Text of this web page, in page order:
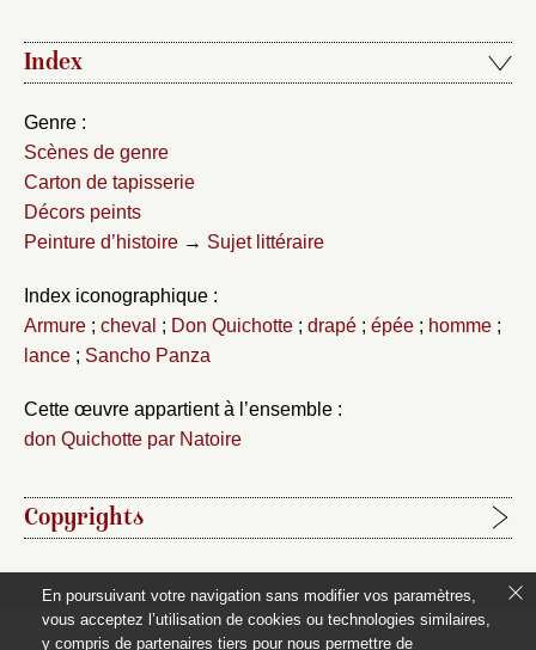
Index
Genre :
Scènes de genre
Carton de tapisserie
Décors peints
Peinture d’histoire → Sujet littéraire
Index iconographique :
Armure ; cheval ; Don Quichotte ; drapé ; épée ; homme ;
lance ; Sancho Panza
Cette œuvre appartient à l’ensemble :
don Quichotte par Natoire
Copyrights
Étapes de publication :
2020-06-15, publication initiale de la notice rédigée par
Jacques Kuhnmunch
En poursuivant votre navigation sans modifier vos paramètres,
vous acceptez l’utilisation de cookies ou technologies similaires,
y compris de partenaires tiers pour nous permettre de